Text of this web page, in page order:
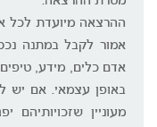
ההרצאה מיועדת לכל
אמור לקבל במתנה
אדם כלים, מידע,
באופן עצמאי. אם יש
מעוניין